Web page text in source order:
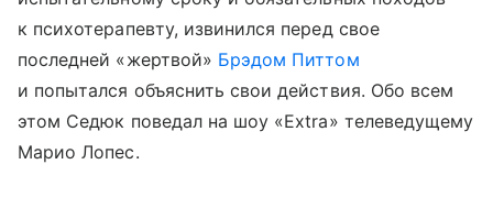
к психотерапевту, извинился перед свое
последней «жертвой» Брэдом Питтом
и попытался объяснить свои действия. Обо всем
этом Седюк поведал на шоу «Extra» телеведущему
Марио Лопес.